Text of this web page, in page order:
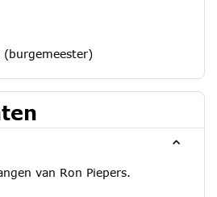
(burgemeester)
van Ron Piepers.